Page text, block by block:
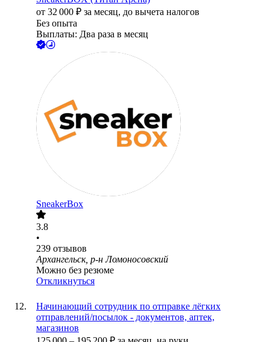
от 32 000 ₽ за месяц, до вычета налогов
Без опыта
Выплаты: Два раза в месяц
SneakerBox
3.8
•
239 отзывов
Архангельск, р-н Ломоносовский
Можно без резюме
Откликнуться
Начинающий сотрудник по отправке лёгких
отправлений/посылок - документов, аптек,
магазинов